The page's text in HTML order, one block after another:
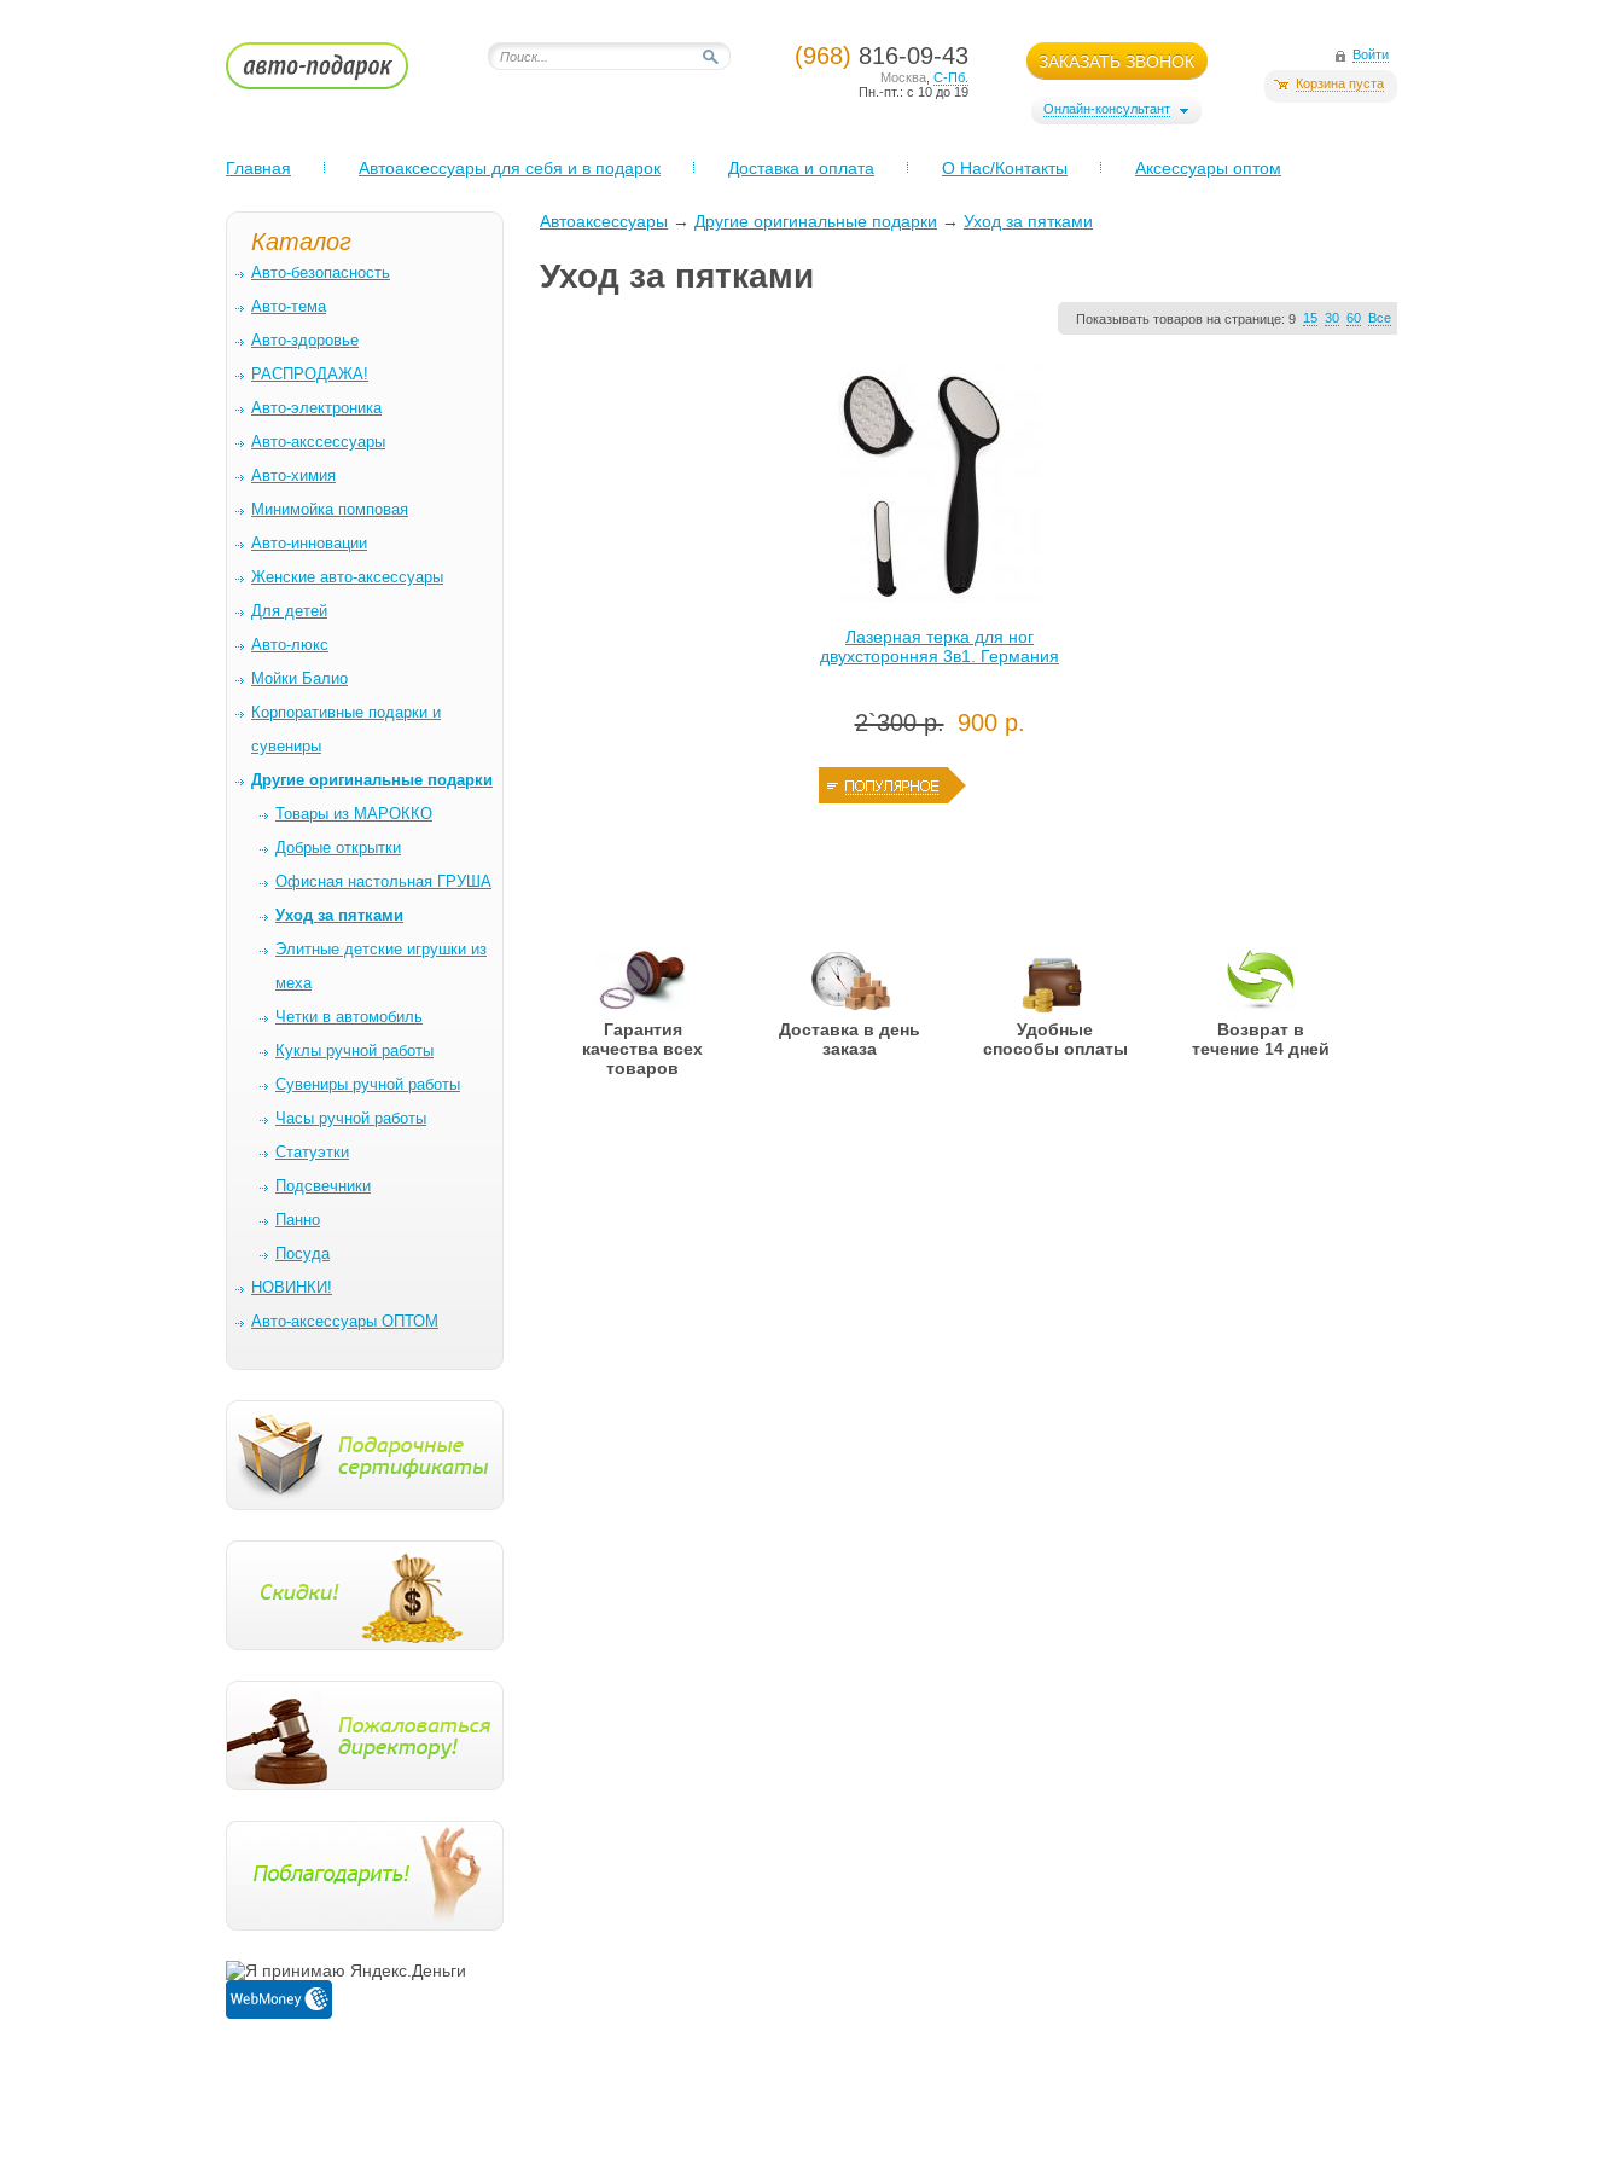
(968) 816-09-43
Москва С-Пб.
Пн.-пт.: с 10 до 19
ЗАКАЗАТЬ ЗВОНОК
Онлайн-консультант
Войти
Корзина пуста
Главная Автоаксессуары для себя и в подарок Доставка и оплата О Нас/Контакты Аксессуары оптом
Каталог
Авто-безопасность
Авто-тема
Авто-здоровье
РАСПРОДАЖА!
Авто-электроника
Авто-акссессуары
Авто-химия
Минимойка помповая
Авто-инновации
Женские авто-аксессуары
Для детей
Авто-люкс
Мойки Балио
Корпоративные подарки и
сувениры
Другие оригинальные подарки
Товары из МАРОККО
Добрые открытки
Офисная настольная ГРУША
Уход за пятками
Элитные детские игрушки из
меха
Четки в автомобиль
Куклы ручной работы
Сувениры ручной работы
Часы ручной работы
Статуэтки
Подсвечники
Панно
Посуда
НОВИНКИ!
Авто-аксессуары ОПТОМ
Автоаксессуары → Другие оригинальные подарки → Уход за пятками
Уход за пятками
Показывать товаров на странице: 9 15 30 60 Все
Лазерная терка для ног
двухсторонняя 3в1. Германия
2`300 р. 900 р.
Гарантия
качества всех
товаров
Доставка в день
заказа
Удобные
способы оплаты
Возврат в
течение 14 дней